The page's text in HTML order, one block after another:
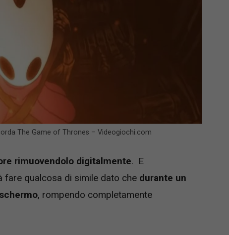
The Game of Thrones – Videogiochi.com
rimuovendolo digitalmente. E
fare qualcosa di simile dato che durante un
, rompendo completamente